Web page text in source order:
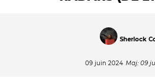
Sherlock
09 juin 2024 Maj: 09